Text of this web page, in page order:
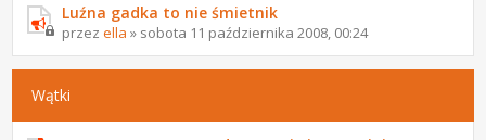
Luźna gadka to nie śmietnik
przezella » sobota 11 października 2008, 00:24
Wątki